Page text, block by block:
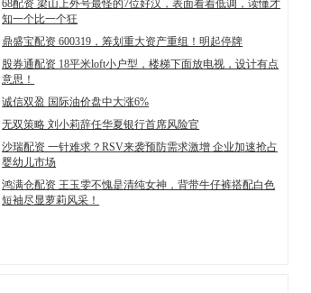
68配资 梁山上外号最怪的7位好汉，表面看着低调，读懂才
知一个比一个狂
鼎盛宝配资 600319，筹划重大资产重组！明起停牌
股券通配资 18平米loft小户型，楼梯下面放电视，设计有点
意思！
诚信双盈 国际油价盘中大涨6%
无双策略 刘小莉辞任华夏银行首席风险官
沙瑞配资 一针难求？RSV来袭预防需求激增 企业加速抢占
婴幼儿市场
鸿满仓配资 王玉雯不愧是清纯女神，背带牛仔裤搭配白色
短袖尽显萝莉风采！